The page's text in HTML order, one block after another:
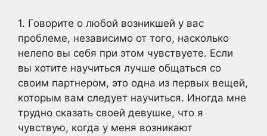
1. Говорите о любой возникшей у вас
проблеме, независимо от того, насколько
нелепо вы себя при этом чувствуете. Если
вы хотите научиться лучше общаться со
своим партнером, это одна из первых вещей,
которым вам следует научиться. Иногда мне
трудно сказать своей девушке, что я
чувствую, когда у меня возникают